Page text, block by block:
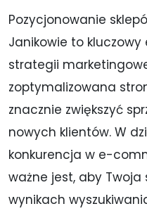
o
y
c
*
Pozycjonowanie
Janikowie to
strategii
zoptymalizowana
znacznie zwiększyć
nowych klientów. W
konkurencja w e-
ważne jest, aby Twoja
wynikach